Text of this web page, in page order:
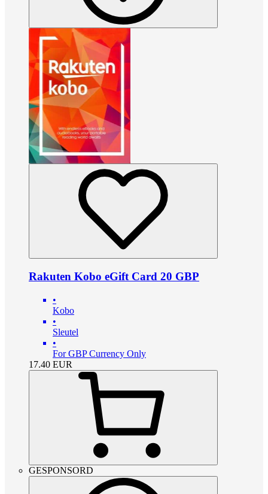
Rakuten Kobo eGift Card 20 GBP
•
Kobo
•
Sleutel
•
For GBP Currency Only
17.40 EUR
GESPONSORD